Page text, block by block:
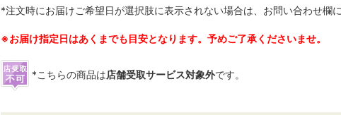
*注文時にお届けご希望日が選択肢に表示されない場合は、お問い合わせ欄
※お届け指定日はあくまでも目安となります。予めご了承くださいませ。
*こちらの商品は店舗受取サービス対象外です。